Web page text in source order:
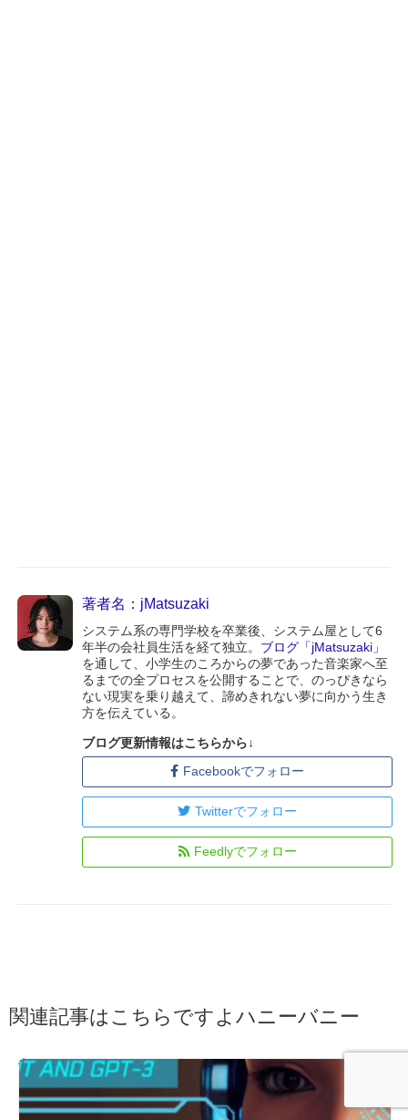
著者名：jMatsuzaki
システム系の専門学校を卒業後、システム屋として6
年半の会社員生活を経て独立。 ブログ「jMatsuzaki」
を通して、小学生のころからの夢であった音楽家へ至
るまでの全プロセスを公開することで、のっぴきなら
ない現実を乗り越えて、諦めきれない夢に向かう生き
方を伝えている。
ブログ更新情報はこちらから↓
Facebookでフォロー
Twitterでフォロー
Feedlyでフォロー
関連記事はこちらですよハニーバニー